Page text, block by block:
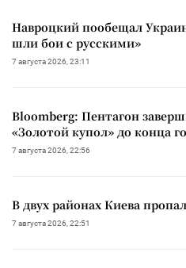
Навроцкий пообещал
шли бои с русскими»
7 августа 2026, 23:11
Bloomberg: Пентагон
«Золотой купол» до конца
7 августа 2026, 22:56
В двух районах Киева
7 августа 2026, 22:51